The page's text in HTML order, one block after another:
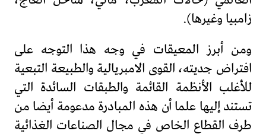
زامبيا وغيرها).
ومن أبرز المعيقات في وجه هذا التوجه على
افتراض جديته، القوى الامبريالية والطبيعة التبعية
للأغلب الأنظمة القائمة والطبقات السائدة التي
تستند إليها علما أن هذه المبادرة مدعومة أيضا من
طرف القطاع الخاص في مجال الصناعات الغذائية